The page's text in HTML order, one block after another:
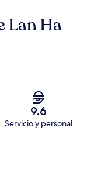
Lan Ha
9.6
Servicio y personal